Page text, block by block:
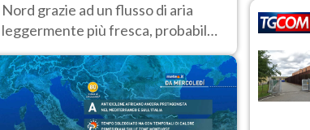
Nord grazie ad un flusso di aria
leggermente più fresca, probabile
nuovo rinforzo dell’anticiclone
africano entro Ferragosto